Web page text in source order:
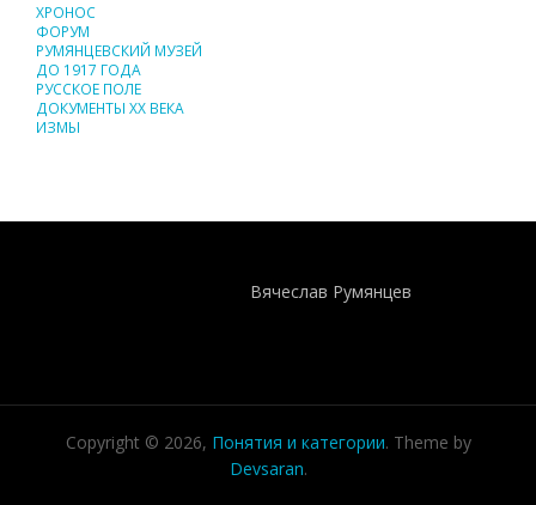
ХРОНОС
ФОРУМ
РУМЯНЦЕВСКИЙ МУЗЕЙ
ДО 1917 ГОДА
РУССКОЕ ПОЛЕ
ДОКУМЕНТЫ XX ВЕКА
ИЗМЫ
Вячеслав Румянцев
Copyright © 2026, Понятия и категории. Theme by
Devsaran.